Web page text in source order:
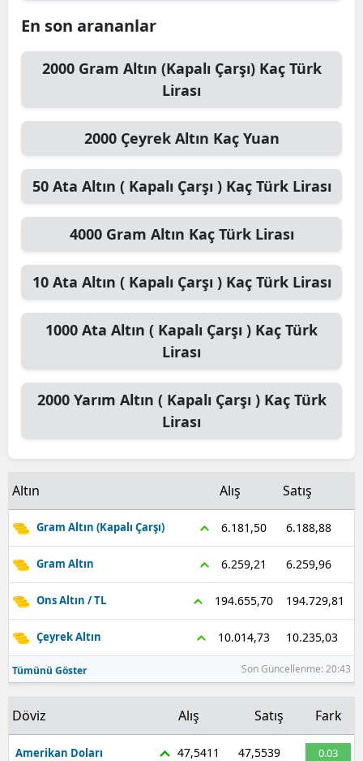
Kahramanmaraş
Mardin
Muğla
Muş
Niğde
Ordu
Sakarya
Siirt
Sivas
Tekirdağ
Trabzon
Tunceli
Uşak
Van
En son arananlar
2000 Gram Altın (Kapalı Çarşı)Kaç Türk
Lirası
2000 Çeyrek Altın Kaç Yuan
50 Ata Altın ( Kapalı Çarşı )Kaç Türk Lirası
4000 Gram Altın Kaç Türk Lirası
10 Ata Altın ( Kapalı Çarşı )Kaç Türk Lirası
1000 Ata Altın ( Kapalı Çarşı ) Kaç Türk
Lirası
2000 Yarım Altın ( Kapalı Çarşı )Kaç Türk
Lirası
Altın Alış Satış
Gram Altın (Kapalı Çarşı) 6.181,50 6.188,88
Gram Altın 6.259,21 6.259,96
Ons Altın / TL 194.655,70 194.729,81
Çeyrek Altın 10.014,73 10.235,03
Tümünü Göster Son Güncellenme: 20:43
Döviz Alış Satış Fark
Amerikan Doları 47,5411 47,5539 0.03